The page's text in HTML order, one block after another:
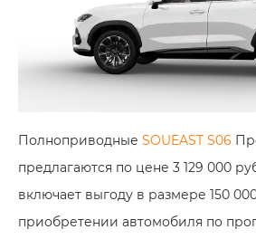
Полноприводные SOUEAST S06
предлагаются по цене 3 129 000
включает выгоду в размере 150
приобретении автомобиля по